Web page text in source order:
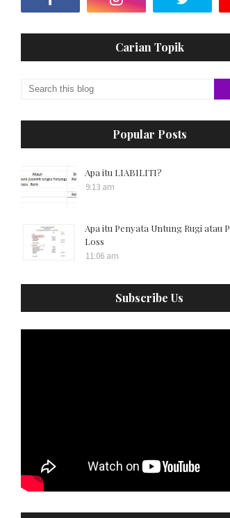
Carian Topik
Popular Posts
Apa itu LIABILITI?
9:13 am
Apa itu Penyata Untung Rugi atau
Loss
11:06 am
Subscribe Us